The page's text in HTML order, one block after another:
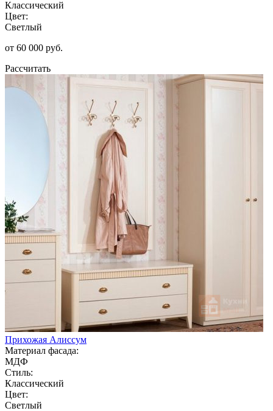
Классический
Цвет:
Светлый
от 60 000 руб.
Рассчитать
Прихожая Алиссум
Материал фасада:
МДФ
Стиль:
Классический
Цвет:
Светлый